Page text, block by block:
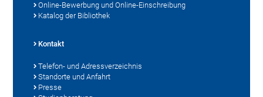
Online-Bewerbung und Online-Einschreibung
Katalog der Bibliothek
Kontakt
Telefon- und Adressverzeichnis
Standorte und Anfahrt
Presse